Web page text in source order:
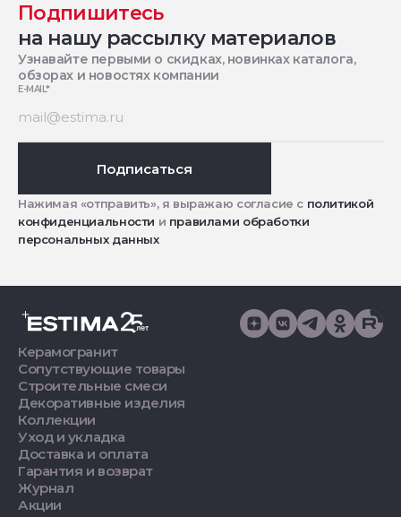
Подпишитесь
на нашу рассылку материалов
Узнавайте первыми о скидках, новинках каталога,
обзорах и новостях компании
E-MAIL*
Подписаться
Нажимая «отправить», я выражаю согласие с политикой
конфиденциальности и правилами обработки
персональных данных
Керамогранит
Сопутствующие товары
Строительные смеси
Декоративные изделия
Коллекции
Уход и укладка
Доставка и оплата
Гарантия и возврат
Журнал
Акции